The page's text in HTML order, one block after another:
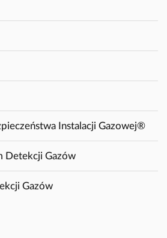
Instalacji Gazowej®
Detekcji Gazów
Gazów